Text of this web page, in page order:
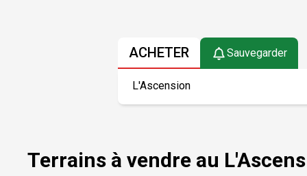
ACHETER Sauvegarder
Terrains à vendre au